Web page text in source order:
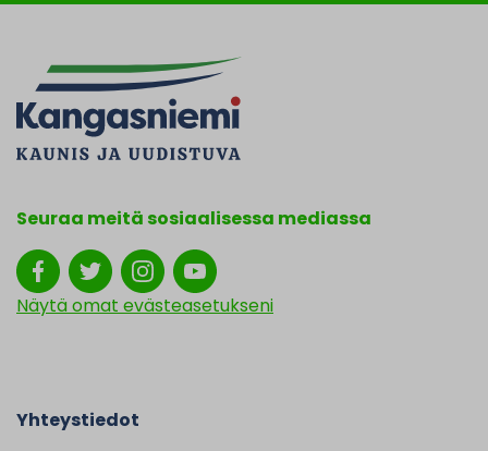
Seuraa meitä sosiaalisessa mediassa
Näytä omat evästeasetukseni
Yhteystiedot